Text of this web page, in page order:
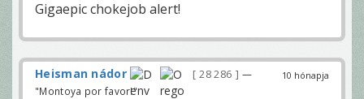
Gigaepic chokejob alert!
10 hónapja
Heisman nádor 28 286
—
"Montoya por favor!"